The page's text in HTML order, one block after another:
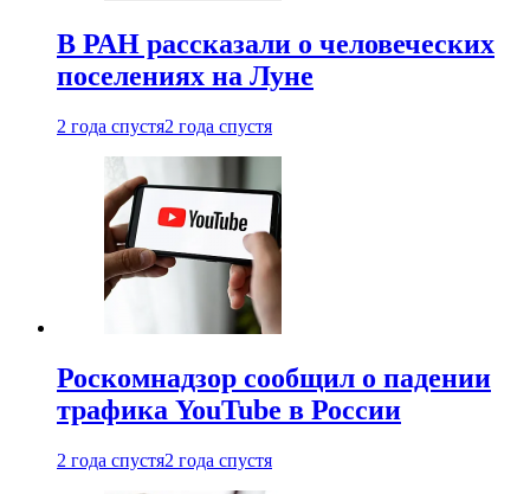
В РАН рассказали о человеческих
поселениях на Луне
2 года спустя2 года спустя
Роскомнадзор сообщил о падении
трафика YouTube в России
2 года спустя2 года спустя